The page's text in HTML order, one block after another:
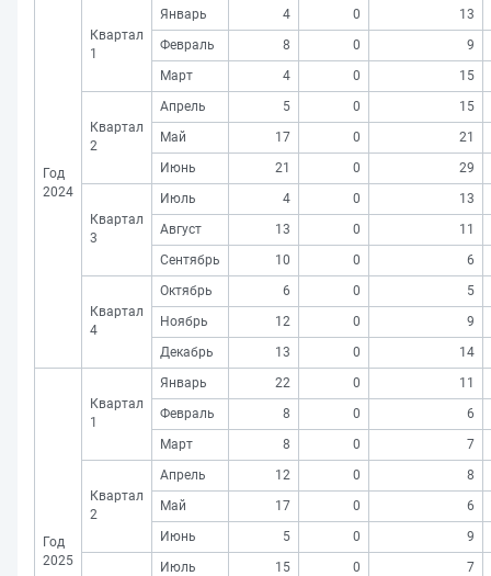
Год
2024
Квартал
1
Январь 4 0
13
Февраль
8 0
9
Март
4 0 15
Квартал
2
Апрель 5 0
15
Май
17 0
21
Июнь
21 0 29
Квартал
3
Июль 4 0
13
Август
13 0
11
Сентябрь
10 0 6
Квартал
4
Октябрь 6 0
5
Ноябрь
12 0
9
Декабрь
13 0 14
Год
2025
Квартал
1
Январь 22 0
11
Февраль
8 0
6
Март
8 0 7
Квартал
2
Апрель 12 0
8
Май
17 0
6
Июнь
5 0 9
Июль 15 0
7